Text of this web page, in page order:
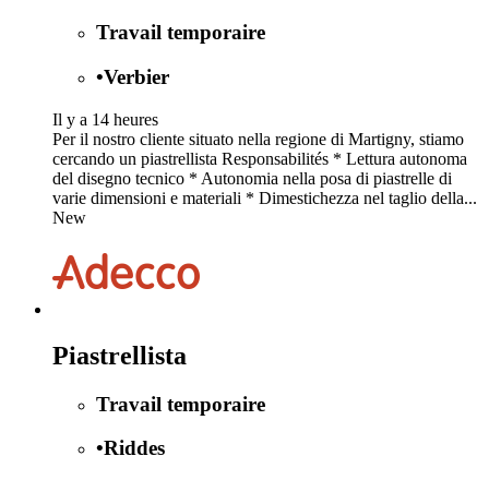
Travail temporaire
•Verbier
Il y a 14 heures
Per il nostro cliente situato nella regione di Martigny, stiamo
cercando un piastrellista Responsabilités * Lettura autonoma
del disegno tecnico * Autonomia nella posa di piastrelle di
varie dimensioni e materiali * Dimestichezza nel taglio della...
New
Piastrellista
Travail temporaire
•Riddes